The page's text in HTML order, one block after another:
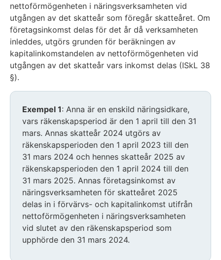
nettoförmögenheten i näringsverksamheten vid
utgången av det skatteår som föregår skatteåret. Om
företagsinkomst delas för det år då verksamheten
inleddes, utgörs grunden för beräkningen av
kapitalinkomstandelen av nettoförmögenheten vid
utgången av det skatteår vars inkomst delas (ISkL 38
§).
Exempel 1: Anna är en enskild näringsidkare,
vars räkenskapsperiod är den 1 april till den 31
mars. Annas skatteår 2024 utgörs av
räkenskapsperioden den 1 april 2023 till den
31 mars 2024 och hennes skatteår 2025 av
räkenskapsperioden den 1 april 2024 till den
31 mars 2025. Annas företagsinkomst av
näringsverksamheten för skatteåret 2025
delas in i förvärvs- och kapitalinkomst utifrån
nettoförmögenheten i näringsverksamheten
vid slutet av den räkenskapsperiod som
upphörde den 31 mars 2024.